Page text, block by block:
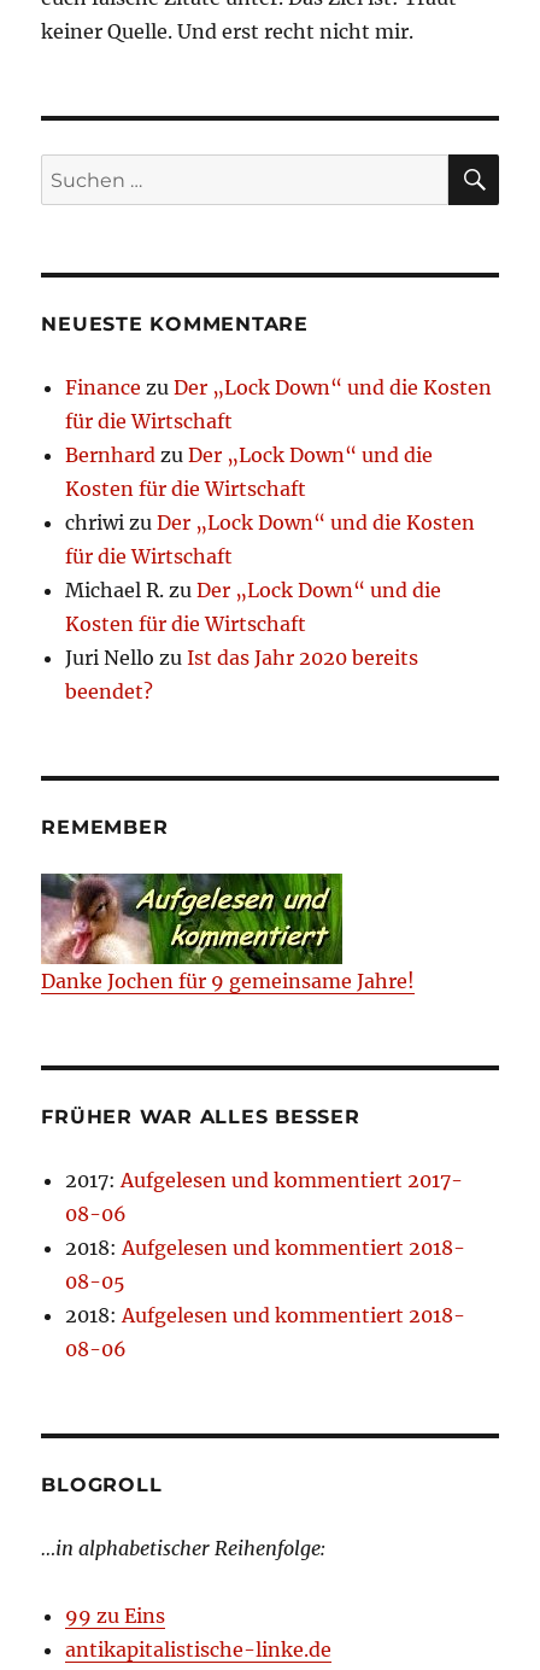
keiner Quelle. Und erst recht nicht mir.
Suchen
nach:
NEUESTE KOMMENTARE
Finance zuDer „Lock Down“ und die Kosten
für die Wirtschaft
Bernhard zuDer „Lock Down“ und die
Kosten für die Wirtschaft
chriwi zuDer „Lock Down“ und die Kosten
für die Wirtschaft
Michael R. zuDer „Lock Down“ und die
Kosten für die Wirtschaft
Juri Nello zuIst das Jahr 2020 bereits
beendet?
REMEMBER
Danke Jochen für 9 gemeinsame Jahre!
FRÜHER WAR ALLES BESSER
2017:Aufgelesen und kommentiert 2017-
08-06
2018:Aufgelesen und kommentiert 2018-
08-05
2018:Aufgelesen und kommentiert 2018-
08-06
BLOGROLL
…in alphabetischer Reihenfolge:
99 zu Eins
antikapitalistische-linke.de